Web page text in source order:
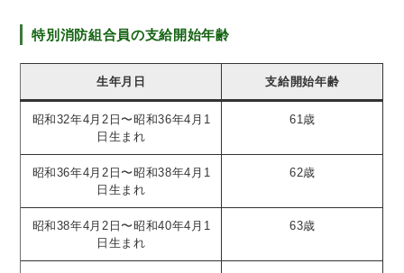
特別消防組合員の支給開始年齢
生年月日 支給開始年齢
昭和32年4月2日〜昭和36年4月1
日生まれ
61歳
昭和36年4月2日〜昭和38年4月1
日生まれ
62歳
昭和38年4月2日〜昭和40年4月1
日生まれ
63歳